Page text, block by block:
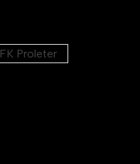
FK Proleter